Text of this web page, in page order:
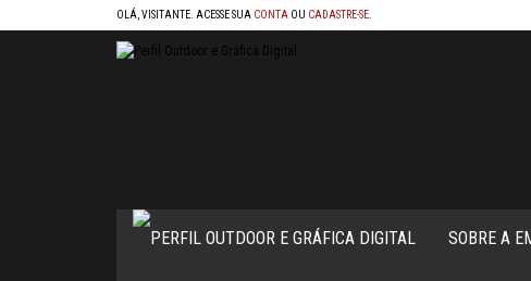
OLÁ, VISITANTE. ACESSE SUA CONTA OU CADASTRE-SE
SOBRE A